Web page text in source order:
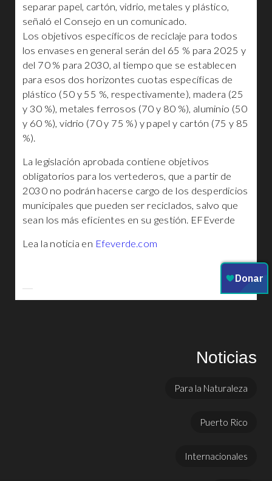
separar papel, cartón, vidrio, metales y plástico,
señaló el Consejo en un comunicado.
Los objetivos específicos de reciclaje para todos
los envases en general serán del 65 % para 2025 y
del 70 % para 2030, al tiempo que se establecen
para esos dos horizontes cuotas específicas de
plástico (50 y 55 %, respectivamente), madera (25
y 30 %), metales ferrosos (70 y 80 %), aluminio (50
y 60 %), vidrio (70 y 75 %) y papel y cartón (75 y 85
%).
La legislación aprobada contiene objetivos
obligatorios para los vertederos, que a partir de
2030 no podrán hacerse cargo de los desperdicios
municipales que pueden ser reciclados, salvo que
sean los más eficientes en su gestión. EFEverde
Lea la noticia en Efeverde.com
Noticias
Para la Naturaleza
Puerto Rico
Internacionales